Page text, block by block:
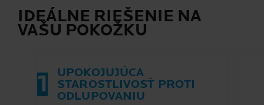
IDEÁLNE RIEŠENIE NA
VAŠU POKOŽKU
1
UPOKOJUJÚCA
STAROSTLIVOSŤ PROTI
ODLUPOVANIU